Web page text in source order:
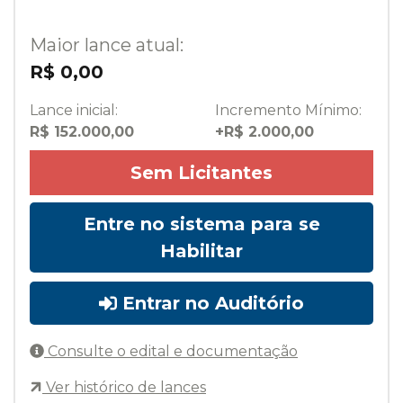
Maior lance atual:
R$ 0,00
Lance inicial:
R$ 152.000,00
Incremento Mínimo:
+R$ 2.000,00
Sem Licitantes
Entre no sistema para se
Habilitar
Entrar no Auditório
Consulte o edital e documentação
Ver histórico de lances